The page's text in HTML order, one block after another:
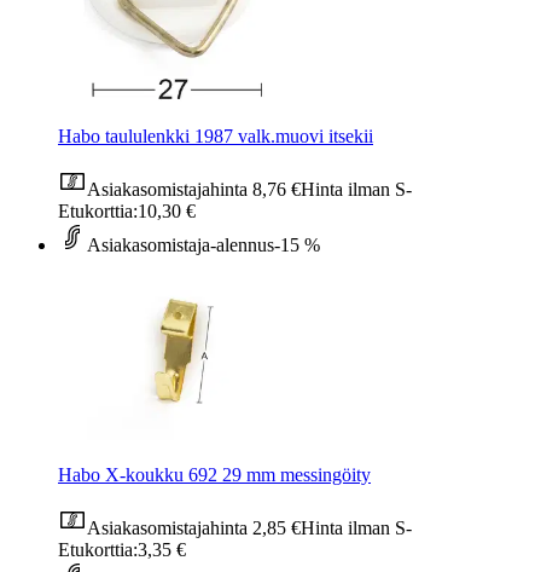
Habo taululenkki 1987 valk.muovi itsekii
Asiakasomistajahinta 8,76 €Hinta ilman S-
Etukorttia:10,30 €
Asiakasomistaja-alennus-15 %
Habo X-koukku 692 29 mm messingöity
Asiakasomistajahinta 2,85 €Hinta ilman S-
Etukorttia:3,35 €